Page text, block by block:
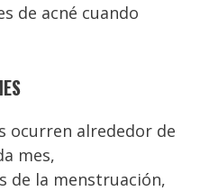
de acné cuando
ocurren alrededor de
mes,
de la menstruación,